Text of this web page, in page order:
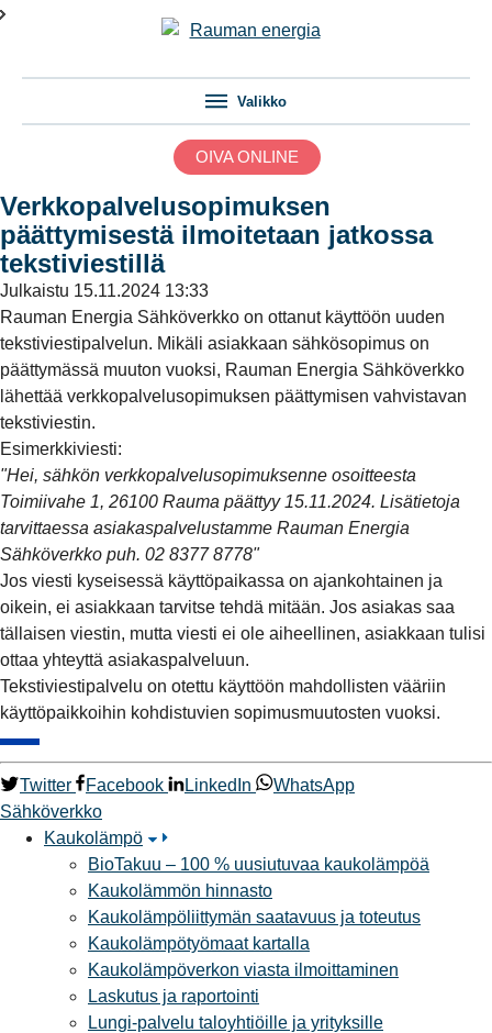
Valikko
OIVA ONLINE
Verkkopalvelusopimuksen
päättymisestä ilmoitetaan jatkossa
tekstiviestillä
Julkaistu 15.11.2024 13:33
Rauman Energia Sähköverkko on ottanut käyttöön uuden
tekstiviestipalvelun. Mikäli asiakkaan sähkösopimus on
päättymässä muuton vuoksi, Rauman Energia Sähköverkko
lähettää verkkopalvelusopimuksen päättymisen vahvistavan
tekstiviestin.
Esimerkkiviesti:
"Hei, sähkön verkkopalvelusopimuksenne osoitteesta
Toimiivahe 1, 26100 Rauma päättyy 15.11.2024. Lisätietoja
tarvittaessa asiakaspalvelustamme Rauman Energia
Sähköverkko puh. 02 8377 8778"
Jos viesti kyseisessä käyttöpaikassa on ajankohtainen ja
oikein, ei asiakkaan tarvitse tehdä mitään. Jos asiakas saa
tällaisen viestin, mutta viesti ei ole aiheellinen, asiakkaan tulisi
ottaa yhteyttä asiakaspalveluun.
Tekstiviestipalvelu on otettu käyttöön mahdollisten vääriin
käyttöpaikkoihin kohdistuvien sopimusmuutosten vuoksi.
Twitter Facebook LinkedIn
WhatsApp
Sähköverkko
Kaukolämpö
BioTakuu – 100 % uusiutuvaa kaukolämpöä
Kaukolämmön hinnasto
Kaukolämpöliittymän saatavuus ja toteutus
Kaukolämpötyömaat kartalla
Kaukolämpöverkon viasta ilmoittaminen
Laskutus ja raportointi
Lungi-palvelu taloyhtiöille ja yrityksille